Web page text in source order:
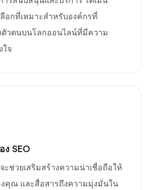
ลือกที่เหมาะสำหรับองค์กรที่
ตัวตนบนโลกออนไลน์ที่มีความ
ใจ
SEO
ะช่วยเสริมสร้างความน่าเชื่อถือให้
คุณ และสื่อสารถึงความมุ่งมั่นใน